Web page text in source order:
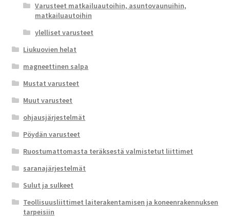
Varusteet matkailuautoihin, asuntovaunuihin,
matkailuautoihin
ylelliset varusteet
Liukuovien helat
magneettinen salpa
Mustat varusteet
Muut varusteet
ohjausjärjestelmät
Pöydän varusteet
Ruostumattomasta teräksestä valmistetut liittimet
saranajärjestelmät
Sulut ja sulkeet
Teollisuusliittimet laiterakentamisen ja koneenrakennuksen
tarpeisiin